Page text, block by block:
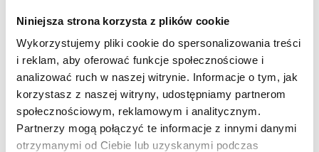
Niniejsza strona korzysta z plików cookie
Wykorzystujemy pliki cookie do spersonalizowania treści
i reklam, aby oferować funkcje społecznościowe i
analizować ruch w naszej witrynie. Informacje o tym, jak
korzystasz z naszej witryny, udostępniamy partnerom
społecznościowym, reklamowym i analitycznym.
Partnerzy mogą połączyć te informacje z innymi danymi
otrzymanymi od Ciebie lub uzyskanymi podczas
Instytut Informatyki
Stosowanej im. Krzysztofa
Brzeskiego